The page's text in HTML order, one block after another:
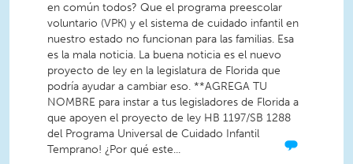
en común todos? Que el programa preescolar
voluntario (VPK) y el sistema de cuidado infantil en
nuestro estado no funcionan para las familias. Esa
es la mala noticia. La buena noticia es el nuevo
proyecto de ley en la legislatura de Florida que
podría ayudar a cambiar eso. **AGREGA TU
NOMBRE para instar a tus legisladores de Florida a
que apoyen el proyecto de ley HB 1197/SB 1288
del Programa Universal de Cuidado Infantil
Temprano! ¿Por qué este...